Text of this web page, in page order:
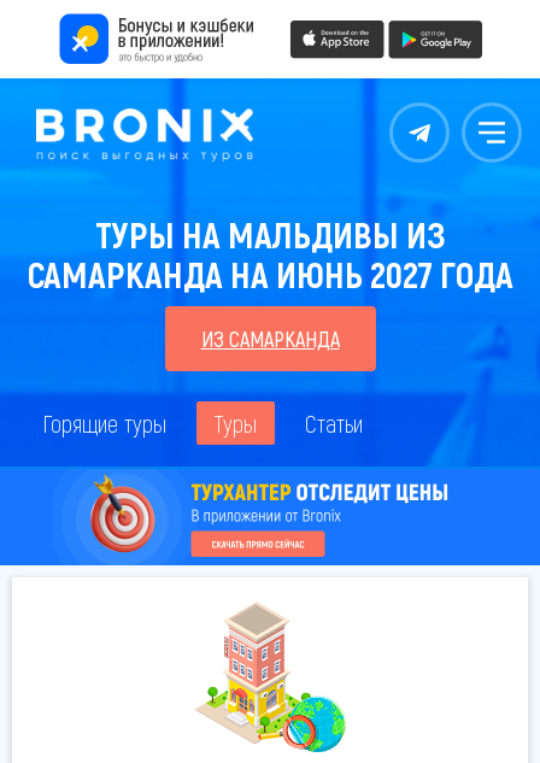
Контакты Меню
ТУРЫ НА МАЛЬДИВЫ ИЗ
САМАРКАНДА НА ИЮНЬ 2027 ГОДА
ИЗ САМАРКАНДА
Горящие туры Туры Статьи